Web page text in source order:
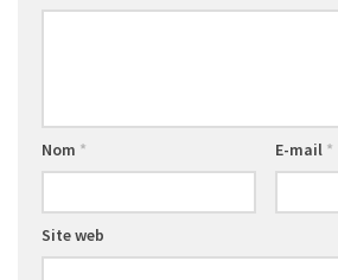
Nom * E-mail *
Site web